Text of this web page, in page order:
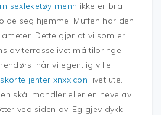
sexleketøy menn ikke er bra
seg hjemme. Muffen har den
Dette gjør at vi som er
av terrasselivet må tilbringe
når vi egentlig ville
jenter xnxx.con livet ute.
skål mandler eller en neve av
ved siden av. Eg gjev dykk